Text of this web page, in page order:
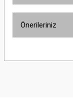
Önerileriniz
yetersiz gördüğünüz